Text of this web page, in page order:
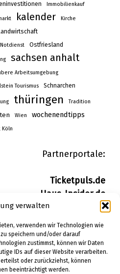
verwalten
verwenden wir Technologien wie
speichern und/oder darauf
zustimmst, können wir Daten
IDs auf dieser Website verarbeiten.
oder zurückziehst, können
beeinträchtigt werden.
Immobilienkauf
kalender Kirche
Notdienst Ostfriesland
sachsen anhalt
Arbeitsumgebung
Tourismus Schnarchen
thüringen Tradition
Wien wochenendtipps
Köln
Partnerportale:
Ticketpuls.de
Haus-Insider.de
Wohn-Insider.de
Bau-Insider.de